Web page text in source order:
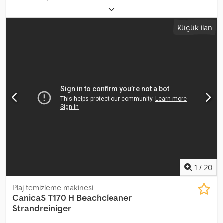
Pompa tahriki benzinli, elektrikli marşlı 1 x paslanmaz çelik hortum
makarası, 35 metre hortum Dakikada 12 litre Temizlik için
maksimum çalışma basıncı 150 bar Ot temizleme için çalışma
mızrak 2,3 - 5,6 metre, ST-601 (meşe işlemci güvesi için) - 1 ayaklı/2
ayaklı/3 ayaklı/4 ayaklı mızrak (dev ayı pençesi için) Dodpfxsytbmke
Amvekr Opsiyonel olarak tandem römork ile
Küçük ilan
1 / 20
Plaj temizleme makinesi
CanicaST170 H Beachcleaner
Strandreiniger